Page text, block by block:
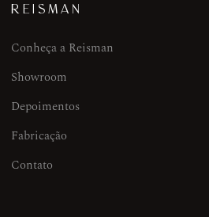
REISMAN
Conheça a Reisman
Showroom
Depoimentos
Fabricação
Contato